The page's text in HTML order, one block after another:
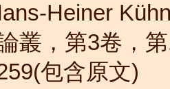
Heiner
叢，第3卷，第
包含原文)